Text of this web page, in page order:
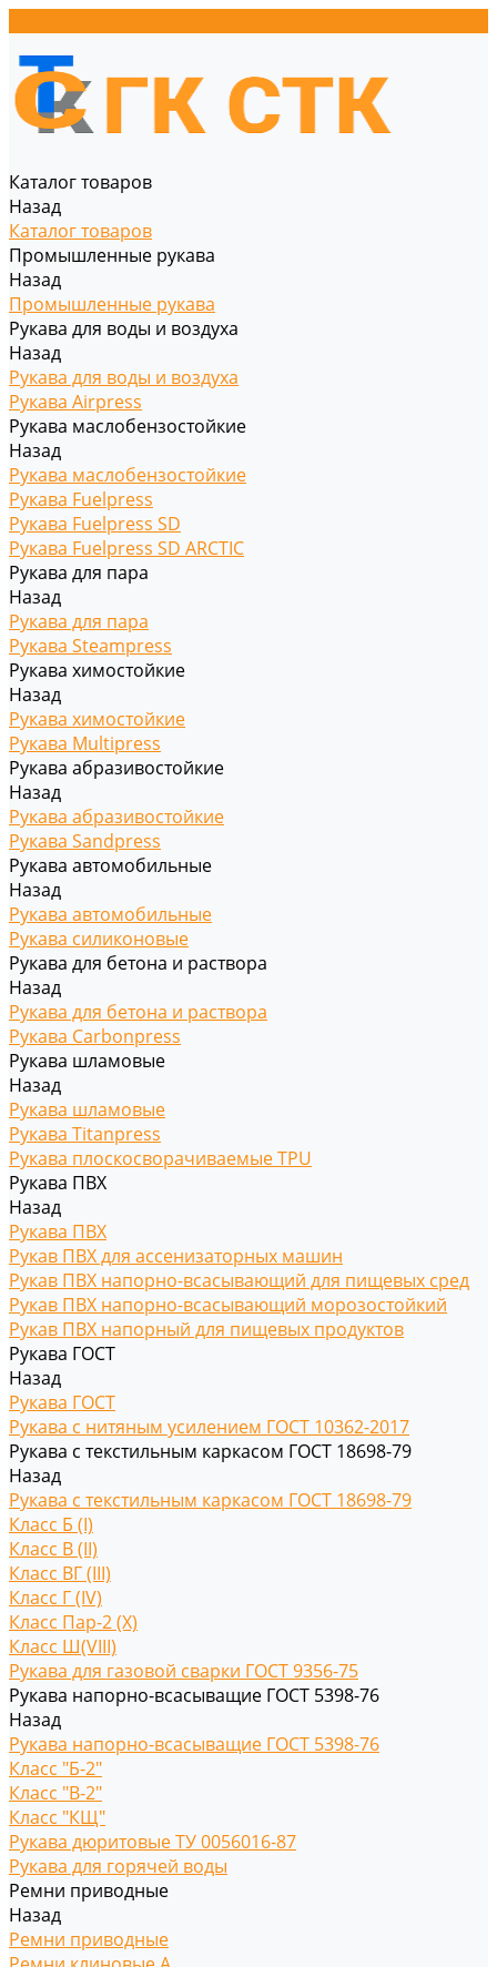
Каталог товаров
Назад
Каталог товаров
Промышленные рукава
Назад
Промышленные рукава
Рукава для воды и воздуха
Назад
Рукава для воды и воздуха
Рукава Airpress
Рукава маслобензостойкие
Назад
Рукава маслобензостойкие
Рукава Fuelpress
Рукава Fuelpress SD
Рукава Fuelpress SD ARCTIC
Рукава для пара
Назад
Рукава для пара
Рукава Steampress
Рукава химостойкие
Назад
Рукава химостойкие
Рукава Multipress
Рукава абразивостойкие
Назад
Рукава абразивостойкие
Рукава Sandpress
Рукава автомобильные
Назад
Рукава автомобильные
Рукава силиконовые
Рукава для бетона и раствора
Назад
Рукава для бетона и раствора
Рукава Carbonpress
Рукава шламовые
Назад
Рукава шламовые
Рукава Titanpress
Рукава плоскосворачиваемые TPU
Рукава ПВХ
Назад
Рукава ПВХ
Рукав ПВХ для ассенизаторных машин
Рукав ПВХ напорно-всасывающий для пищевых сред
Рукав ПВХ напорно-всасывающий морозостойкий
Рукав ПВХ напорный для пищевых продуктов
Рукава ГОСТ
Назад
Рукава ГОСТ
Рукава с нитяным усилением ГОСТ 10362-2017
Рукава с текстильным каркасом ГОСТ 18698-79
Назад
Рукава с текстильным каркасом ГОСТ 18698-79
Класс Б (I)
Класс В (II)
Класс ВГ (III)
Класс Г (IV)
Класс Пар-2 (X)
Класс Ш(VIII)
Рукава для газовой сварки ГОСТ 9356-75
Рукава напорно-всасыващие ГОСТ 5398-76
Назад
Рукава напорно-всасыващие ГОСТ 5398-76
Класс "Б-2"
Класс "В-2"
Класс "КЩ"
Рукава дюритовые ТУ 0056016-87
Рукава для горячей воды
Ремни приводные
Назад
Ремни приводные